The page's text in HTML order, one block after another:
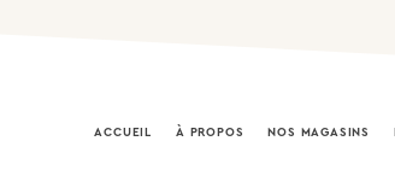
ACCUEIL À PROPOS NOS MAGASINS